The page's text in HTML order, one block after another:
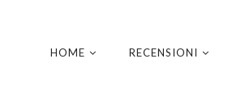
HOME RECENSIONI